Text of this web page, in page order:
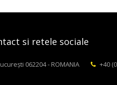
si retele sociale
062204 - ROMANIA +40